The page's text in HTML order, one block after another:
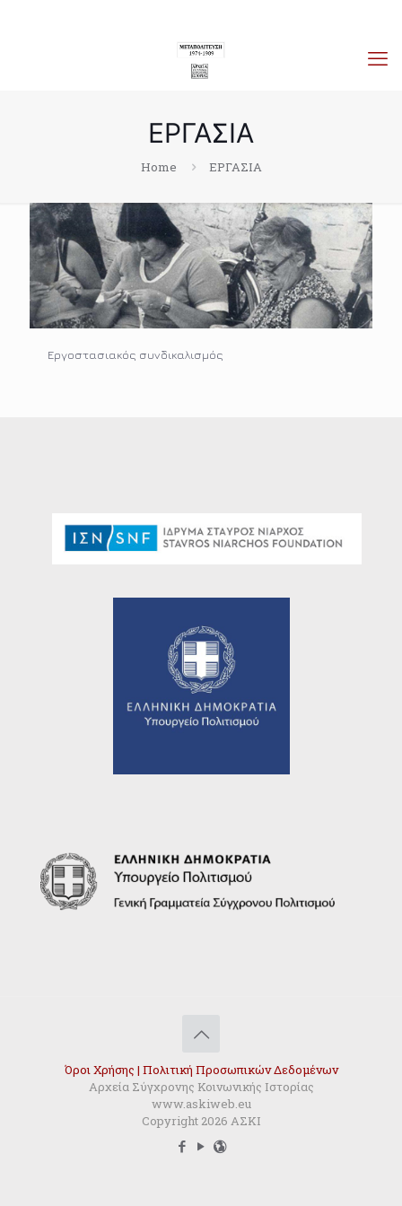
ΕΡΓΑΣΙΑ
Home ΕΡΓΑΣΙΑ
Εργοστασιακός συνδικαλισμός
Όροι Χρήσης | Πολιτική Προσωπικών Δεδομένων
Αρχεία Σύγχρονης Κοινωνικής Ιστορίας
www.askiweb.eu
Copyright 2026 ΑΣΚΙ